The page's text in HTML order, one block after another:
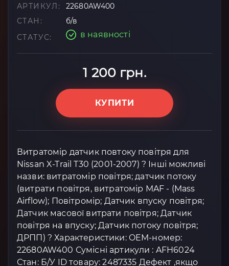
АРТИКУЛ:
22680AW400
СТАН:
б/в
СТАТУС:
в наявності
1 200 грн.
КУПИТИ
Витратомір датчик повтоку повітря для
Nissan X-Trail T30 (2001-2007) ? Інші можливі
назви: витратомір повітря; датчик потоку
(витрати повітря, витратомір MAF - (Mass
Airflow); Повітромір; Датчик впуску повітря;
Датчик масової витрати повітря; Датчик
повітря на впуску; Датчик потоку повітря;
ДРПП) ? Характеристики: OEM-номер:
22680AW400 Сумісні артикули : AFH6024
Стан: Б/У ID товару: 2487335 Дефект ,якщо